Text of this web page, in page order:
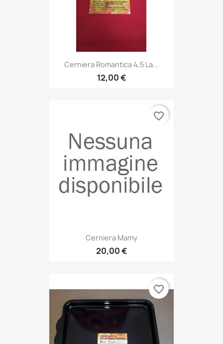
Cerniera Romantica 4,5 La...
12,00 €
Cerniera Mamy
20,00 €
favorite_border
favorite_border